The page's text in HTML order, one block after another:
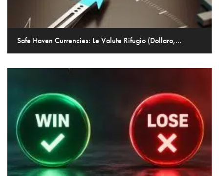
Safe Haven Currencies: Le Valute Rifugio (Dollaro,...